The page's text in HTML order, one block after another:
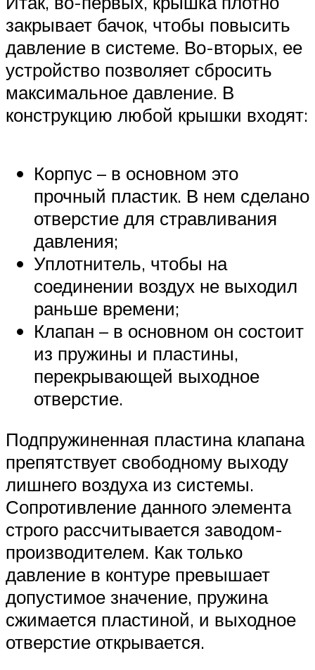
закрывает бачок, чтобы повысить
давление в системе. Во-вторых, ее
устройство позволяет сбросить
максимальное давление. В
конструкцию любой крышки входят:
Корпус – в основном это
прочный пластик. В нем сделано
отверстие для стравливания
давления;
Уплотнитель, чтобы на
соединении воздух не выходил
раньше времени;
Клапан – в основном он состоит
из пружины и пластины,
перекрывающей выходное
отверстие.
Подпружиненная пластина клапана
препятствует свободному выходу
лишнего воздуха из системы.
Сопротивление данного элемента
строго рассчитывается заводом-
производителем. Как только
давление в контуре превышает
допустимое значение, пружина
сжимается пластиной, и выходное
отверстие открывается.